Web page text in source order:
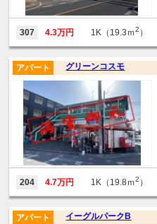
307 4.3万円 1K（19.3ｍ2 ）
グリーンコスモ
アパート
204 4.7万円 1K（19.8ｍ2 ）
イーグルパークB
アパート